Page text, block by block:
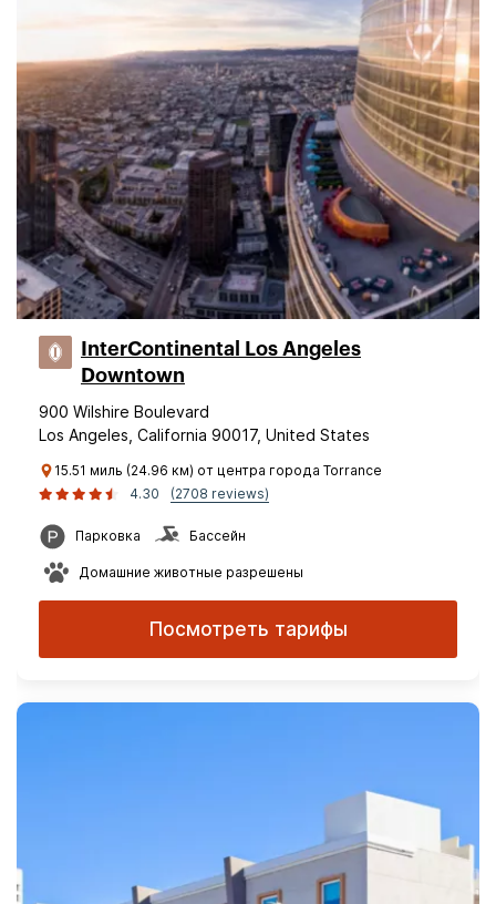
InterContinental Los Angeles
Downtown
900 Wilshire Boulevard
Los Angeles, California 90017, United States
15.51 миль (24.96 км) от центра города Torrance
4.30
(2708 reviews)
Парковка Бассейн
Домашние животные разрешены
Посмотреть тарифы